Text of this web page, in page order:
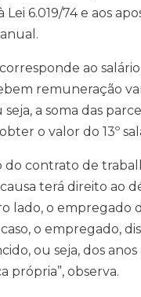
6.019/74 e aos
corresponde ao
remuneração
a soma das
o valor do 13º
do contrato de
terá direito ao
lado, o empregado
o empregado,
ou seja, dos
própria”, observa.